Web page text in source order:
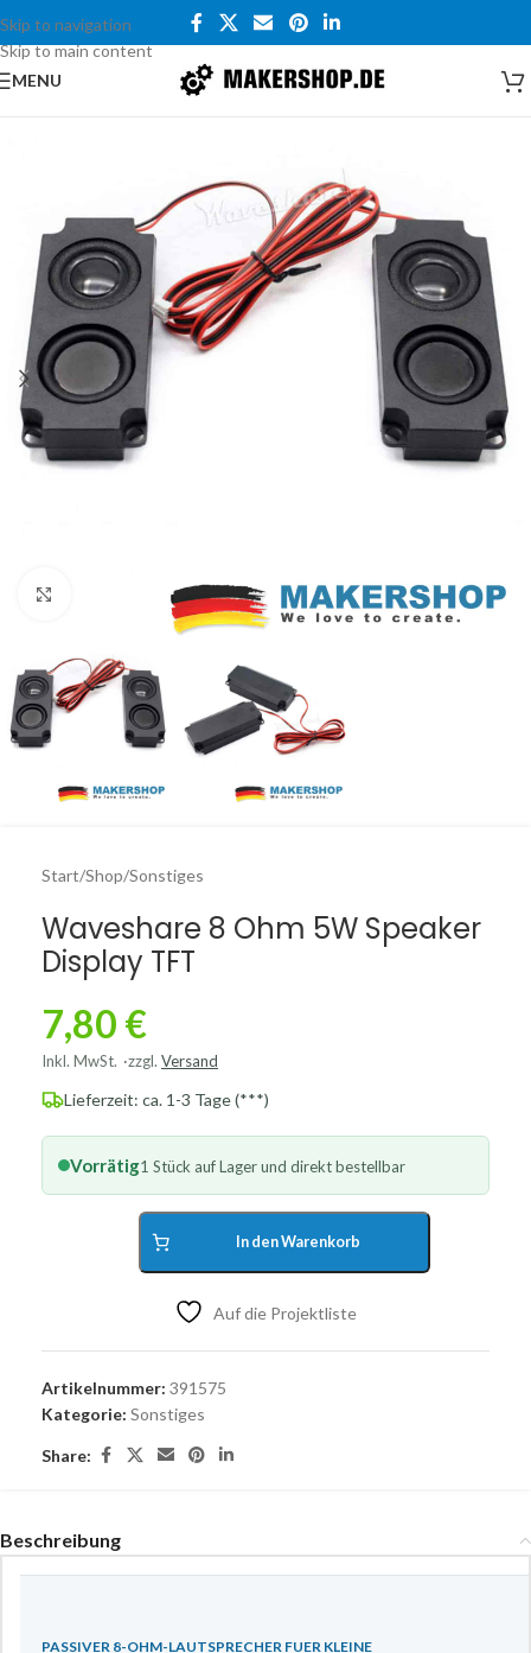
Skip to navigation
Skip to main content
MENU
Click to enlarge
Start/Shop/Sonstiges
Waveshare 8 Ohm 5W Speaker
Display TFT
7,80 €
Inkl. MwSt. zzgl. Versand
Lieferzeit: ca. 1-3 Tage (***)
Vorrätig1 Stück auf Lager und direkt bestellbar
In den Warenkorb
Auf die Projektliste
Artikelnummer: 391575
Kategorie: Sonstiges
Share:
Beschreibung
PASSIVER 8-OHM-LAUTSPRECHER FUER KLEINE